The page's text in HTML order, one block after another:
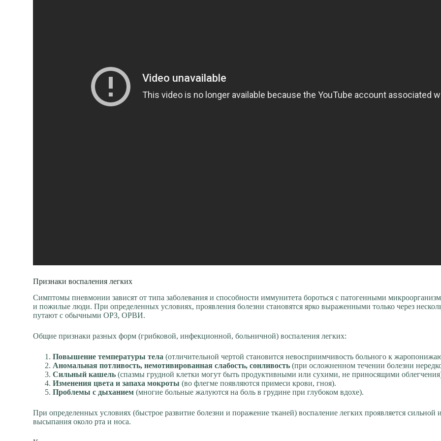
Признаки воспаления легких
Симптомы пневмонии зависят от типа заболевания и способности иммунитета бороться с патогенными
и пожилые люди. При определенных условиях, проявления болезни становятся ярко выраженными только через
путают с обычными ОРЗ, ОРВИ.
Общие признаки разных форм (грибковой, инфекционной, больничной) воспаления легких:
Повышение температуры тела (отличительной чертой становится невосприимчивость больного к
Аномальная потливость, немотивированная слабость, сонливость (при осложненном течении болезни
Сильный кашель (спазмы грудной клетки могут быть продуктивными или сухими, не приносящими
Изменения цвета и запаха мокроты (во флегме появляются примеси крови, гноя).
Проблемы с дыханием (многие больные жалуются на боль в грудине при глубоком вдохе).
При определенных условиях (быстрое развитие болезни и поражение тканей) воспаление легких проявляется сильной
высыпания около рта и носа.